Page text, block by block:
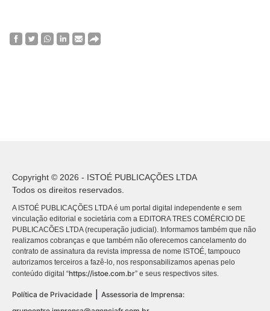
Copyright © 2026 - ISTOÉ PUBLICAÇÕES LTDA
Todos os direitos reservados.
A ISTOÉ PUBLICAÇÕES LTDA é um portal digital independente e sem
vinculação editorial e societária com a EDITORA TRES COMÉRCIO DE
PUBLICACÕES LTDA (recuperação judicial). Informamos também que não
realizamos cobranças e que também não oferecemos cancelamento do
contrato de assinatura da revista impressa de nome ISTOÉ, tampouco
autorizamos terceiros a fazê-lo, nos responsabilizamos apenas pelo
conteúdo digital “https://istoe.com.br” e seus respectivos sites.
Política de Privacidade
Assessoria de Imprensa: